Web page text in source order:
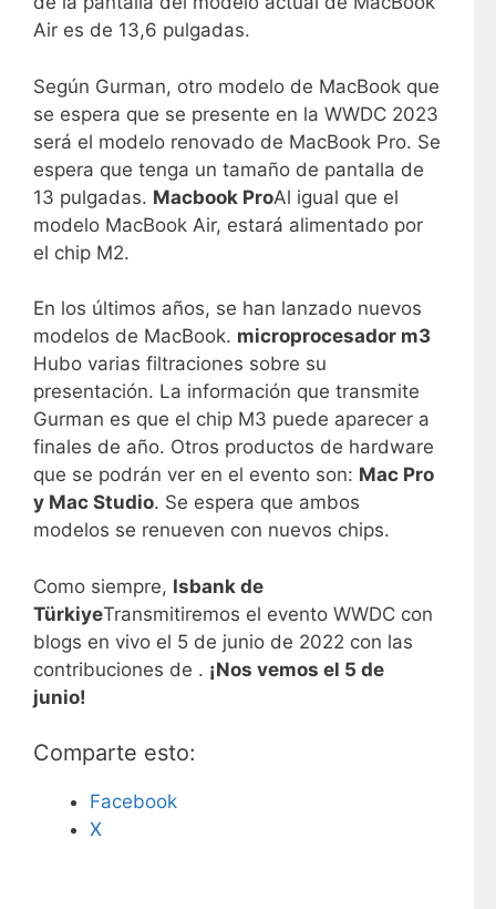
Air es de 13,6 pulgadas.
Según Gurman, otro modelo de MacBook que
se espera que se presente en la WWDC 2023
será el modelo renovado de MacBook Pro. Se
espera que tenga un tamaño de pantalla de
13 pulgadas. Macbook ProAl igual que el
modelo MacBook Air, estará alimentado por
el chip M2.
En los últimos años, se han lanzado nuevos
modelos de MacBook. microprocesador m3
Hubo varias filtraciones sobre su
presentación. La información que transmite
Gurman es que el chip M3 puede aparecer a
finales de año. Otros productos de hardware
que se podrán ver en el evento son: Mac Pro
y Mac Studio. Se espera que ambos
modelos se renueven con nuevos chips.
Como siempre, Isbank de
TürkiyeTransmitiremos el evento WWDC con
blogs en vivo el 5 de junio de 2022 con las
contribuciones de . ¡Nos vemos el 5 de
junio!
Comparte esto:
Facebook
X